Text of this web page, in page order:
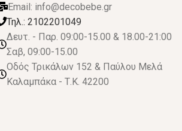
Email: info@decobebe.gr
Τηλ.: 2102201049
Δευτ. - Παρ. 09:00-15.00 & 18.00-21:00
Σαβ, 09:00-15.00
Οδός Τρικάλων 152 & Παύλου Μελά
Καλαμπάκα - Τ.Κ. 42200